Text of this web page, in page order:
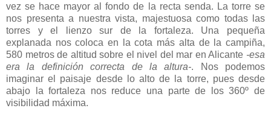
vez se hace mayor al fondo de la recta senda. La torre se
nos presenta a nuestra vista, majestuosa como todas las
torres y el lienzo sur de la fortaleza. Una pequeña
explanada nos coloca en la cota más alta de la campiña,
580 metros de altitud sobre el nivel del mar en Alicante -esa
era la definición correcta de la altura-. Nos podemos
imaginar el paisaje desde lo alto de la torre, pues desde
abajo la fortaleza nos reduce una parte de los 360º de
visibilidad máxima.